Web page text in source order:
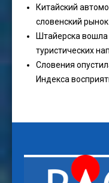
Китайский
словенский рынок
Штайерска вошла
туристических
Словения
Индекса